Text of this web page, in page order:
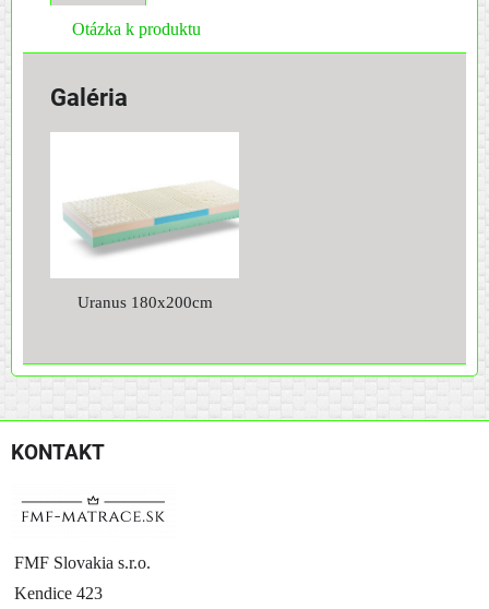
Otázka k produktu
Galéria
Uranus 180x200cm
KONTAKT
FMF Slovakia s.r.o.
Kendice 423